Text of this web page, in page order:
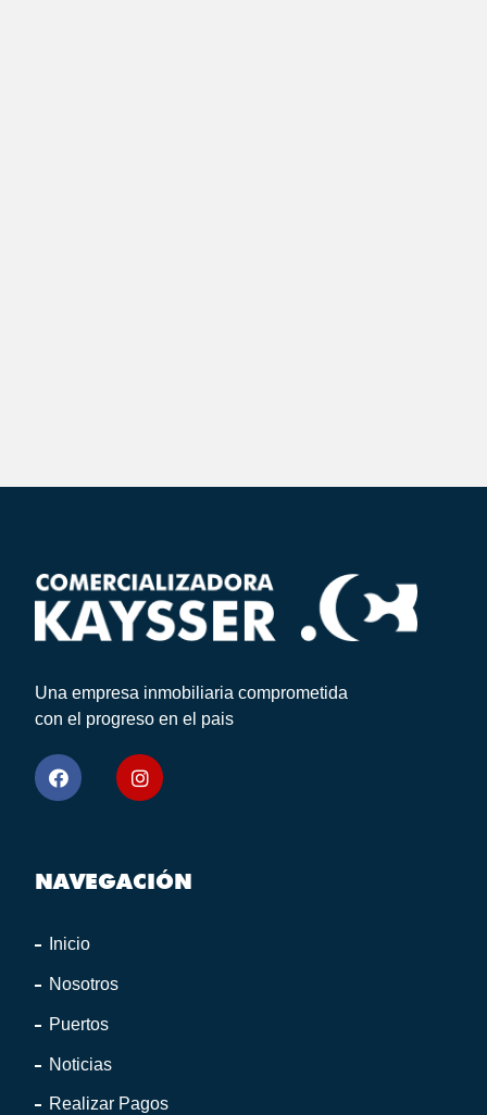
Una empresa inmobiliaria comprometida
con el progreso en el pais
NAVEGACIÓN
Inicio
Nosotros
Puertos
Noticias
Realizar Pagos